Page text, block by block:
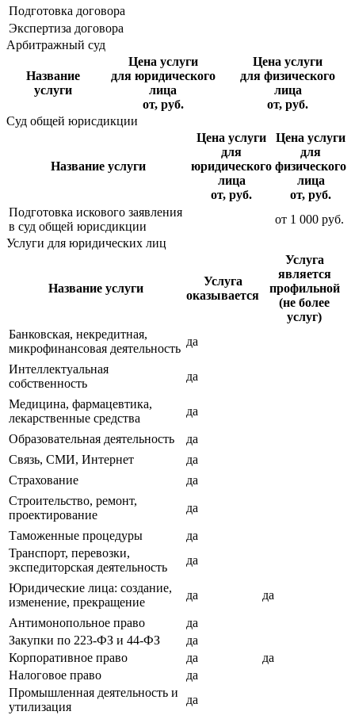
Подготовка договора
Экспертиза договора
Арбитражный суд
Название
услуги
Цена услуги
для юридического
лица
от, руб.
Цена услуги
для физического
лица
от, руб.
Суд общей юрисдикции
Название услуги
Цена услуги
для
юридического
лица
от, руб.
Цена услуги
для
физического
лица
от, руб.
Подготовка искового заявления
в суд общей юрисдикции
от 1 000 руб.
Услуги для юридических лиц
Название услуги
Услуга
оказывается
Услуга
является
профильной
(не более
услуг)
Банковская, некредитная,
микрофинансовая деятельность
да
Интеллектуальная
собственность
да
Медицина, фармацевтика,
лекарственные средства
да
Образовательная деятельность
да
Связь, СМИ, Интернет
да
Страхование
да
Строительство, ремонт,
проектирование
да
Таможенные процедуры
да
Транспорт, перевозки,
экспедиторская деятельность
да
Юридические лица: создание,
изменение, прекращение
да да
Антимонопольное право
да
Закупки по 223-ФЗ и 44-ФЗ
да
Корпоративное право
да
да
Налоговое право
да
Промышленная деятельность и
утилизация
да